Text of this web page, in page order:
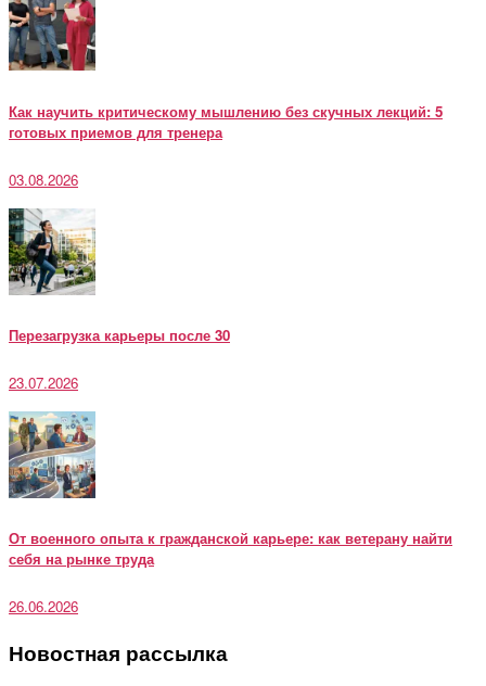
Как научить критическому мышлению без скучных лекций: 5
готовых приемов для тренера
03.08.2026
Перезагрузка карьеры после 30
23.07.2026
От военного опыта к гражданской карьере: как ветерану найти
себя на рынке труда
26.06.2026
Новостная рассылка